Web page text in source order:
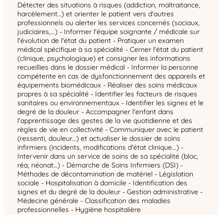
Détecter des situations à risques (addiction, maltraitance,
harcèlement…) et orienter le patient vers d'autres
professionnels ou alerter les services concernés (sociaux,
judiciaires,...) - Informer l'équipe soignante / médicale sur
l'évolution de l'état du patient - Pratiquer un examen
médical spécifique à sa spécialité - Cerner l'état du patient
(clinique, psychologique) et consigner les informations
recueillies dans le dossier médical - Informer la personne
compétente en cas de dysfonctionnement des appareils et
équipements biomédicaux - Réaliser des soins médicaux
propres à sa spécialité - Identifier les facteurs de risques
sanitaires ou environnementaux - Identifier les signes et le
degré de la douleur - Accompagner l'enfant dans
l'apprentissage des gestes de la vie quotidienne et des
règles de vie en collectivité - Communiquer avec le patient
(ressenti, douleur...) et actualiser le dossier de soins
infirmiers (incidents, modifications d'état clinique...) -
Intervenir dans un service de soins de sa spécialité (bloc,
réa, néonat…) - Démarche de Soins Infirmiers (DSI) -
Méthodes de décontamination de matériel - Législation
sociale - Hospitalisation à domicile - Identification des
signes et du degré de la douleur - Gestion administrative -
Médecine générale - Classification des maladies
professionnelles - Hygiène hospitalière